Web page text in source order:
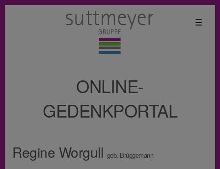
☰
ONLINE-
GEDENKPORTAL
Regine Worgull geb. Brüggemann